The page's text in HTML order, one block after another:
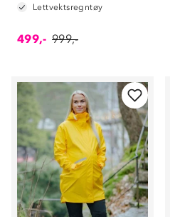
Lettvektsregntøy
499,- 999,-